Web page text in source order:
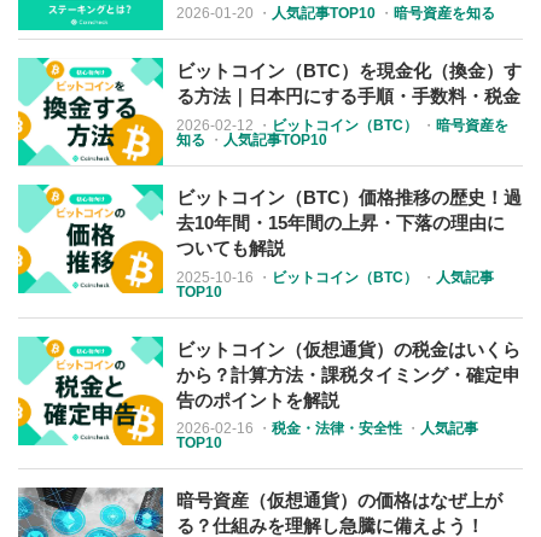
2026-01-20 ・ 人気記事TOP10 ・暗号資産を知る
ビットコイン（BTC）を現金化（換金）す
る方法｜日本円にする手順・手数料・税金
2026-02-12 ・ ビットコイン（BTC） ・暗号資産を
知る ・ 人気記事TOP10
ビットコイン（BTC）価格推移の歴史！過
去10年間・15年間の上昇・下落の理由に
ついても解説
2025-10-16 ・ ビットコイン（BTC） ・ 人気記事
TOP10
ビットコイン（仮想通貨）の税金はいくら
から？計算方法・課税タイミング・確定申
告のポイントを解説
2026-02-16 ・税金・法律・安全性 ・ 人気記事
TOP10
暗号資産（仮想通貨）の価格はなぜ上が
る？仕組みを理解し急騰に備えよう！